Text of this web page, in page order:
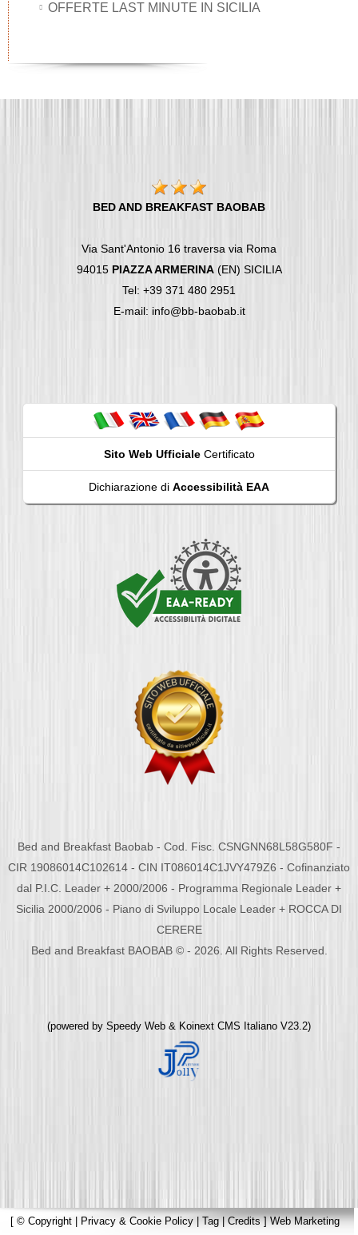
OFFERTE LAST MINUTE IN SICILIA
BED AND BREAKFAST BAOBAB
Via Sant'Antonio 16 traversa via Roma
94015 PIAZZA ARMERINA(EN) SICILIA
Tel: +39 371 480 2951
E-mail: info@bb-baobab.it
Sito Web UfficialeCertificato
Dichiarazione di Accessibilità EAA
Bed and Breakfast Baobab - Cod. Fisc. CSNGNN68L58G580F -
CIR 19086014C102614 - CIN IT086014C1JVY479Z6 - Cofinanziato
dal P.I.C. Leader + 2000/2006 - Programma Regionale Leader +
Sicilia 2000/2006 - Piano di Sviluppo Locale Leader + ROCCA DI
CERERE
Bed and Breakfast BAOBAB © - 2026. All Rights Reserved.
(powered by Speedy Web & Koinext CMS Italiano V23.2)
[ © Copyright | Privacy & Cookie Policy | Tag|Credits]Web Marketing